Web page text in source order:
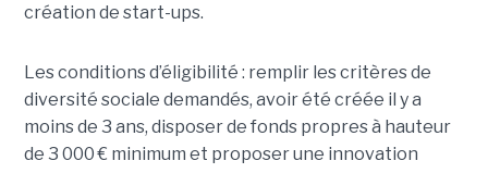
création de start-ups.
Les conditions d’éligibilité : remplir les critères de
diversité sociale demandés, avoir été créée il y a
moins de 3 ans, disposer de fonds propres à hauteur
de 3 000 € minimum et proposer une innovation